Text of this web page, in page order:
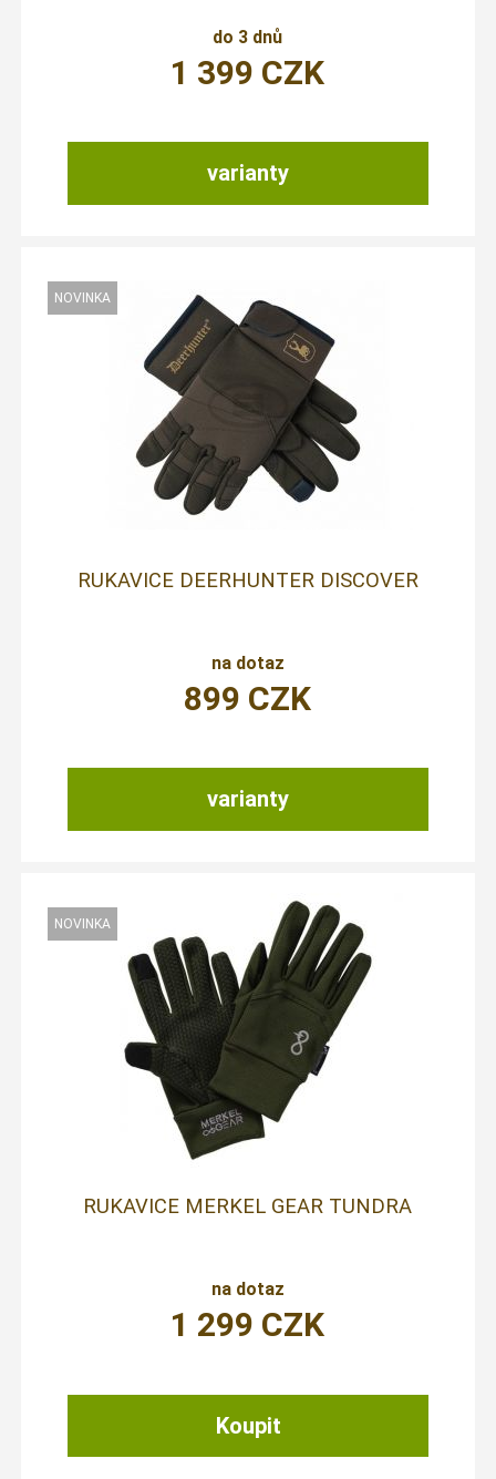
do 3 dnů
varianty
1 399 CZK
RUKAVICE DEERHUNTER DISCOVER
na dotaz
varianty
899 CZK
RUKAVICE MERKEL GEAR TUNDRA
na dotaz
1 299 CZK